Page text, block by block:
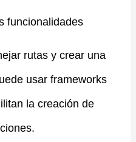
funcionalidades
rutas y crear una
usar frameworks
la creación de